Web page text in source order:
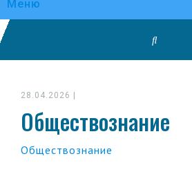
Меню
28.04.2026
Обществознание
Обществознание